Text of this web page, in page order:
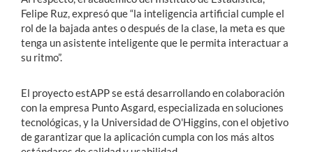
Felipe Ruz, expresó que “la inteligencia artificial cumple el
rol de la bajada antes o después de la clase, la meta es que
tenga un asistente inteligente que le permita interactuar a
su ritmo”.
El proyecto estAPP se está desarrollando en colaboración
con la empresa Punto Asgard, especializada en soluciones
tecnológicas, y la Universidad de O'Higgins, con el objetivo
de garantizar que la aplicación cumpla con los más altos